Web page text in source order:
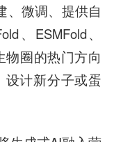
、微调、提供自
、ESMFold、
物圈的热门方向
设计新分子或蛋